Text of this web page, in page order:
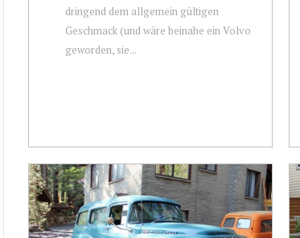
dringend dem allgemein gültigen
Geschmack (und wäre beinahe ein Volvo
geworden, sie...